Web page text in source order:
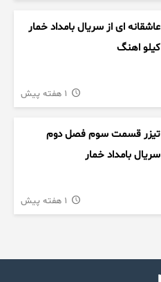
عاشقانه ای از سریال بامداد خمار
کیلو اهنگ
تیزر قسمت سوم فصل دوم
سریال بامداد خمار